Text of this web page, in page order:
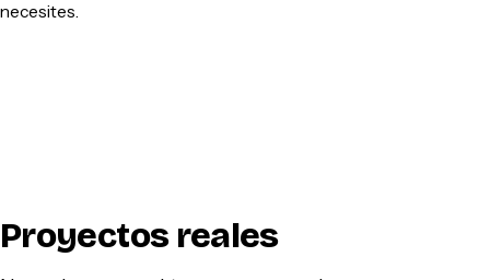
necesites.
Proyectos reales